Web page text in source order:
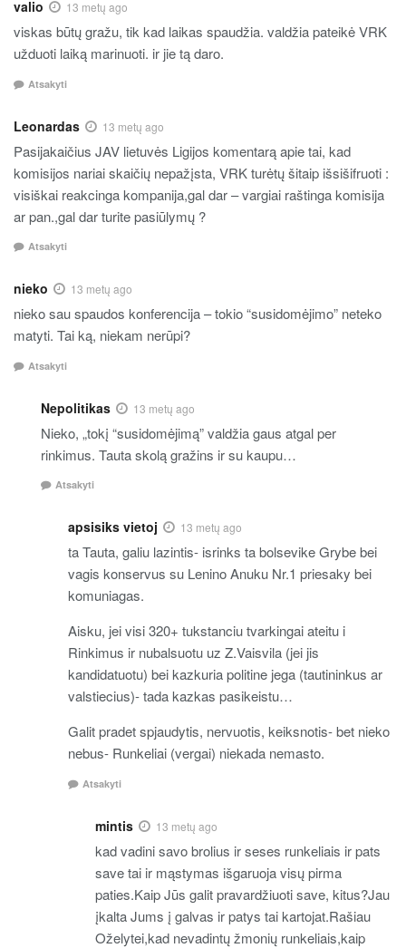
valio 13 metų ago
viskas būtų gražu, tik kad laikas spaudžia. valdžia pateikė VRK
užduoti laiką marinuoti. ir jie tą daro.
Atsakyti
Leonardas 13 metų ago
Pasijakaičius JAV lietuvės Ligijos komentarą apie tai, kad
komisijos nariai skaičių nepažįsta, VRK turėtų šitaip išsišifruoti :
visiškai reakcinga kompanija,gal dar – vargiai raštinga komisija
ar pan.,gal dar turite pasiūlymų ?
Atsakyti
nieko 13 metų ago
nieko sau spaudos konferencija – tokio “susidomėjimo” neteko
matyti. Tai ką, niekam nerūpi?
Atsakyti
Nepolitikas 13 metų ago
Nieko, „tokį “susidomėjimą” valdžia gaus atgal per
rinkimus. Tauta skolą gražins ir su kaupu…
Atsakyti
apsisiks vietoj 13 metų ago
ta Tauta, galiu lazintis- isrinks ta bolsevike Grybe bei
vagis konservus su Lenino Anuku Nr.1 priesaky bei
komuniagas.
Aisku, jei visi 320+ tukstanciu tvarkingai ateitu i
Rinkimus ir nubalsuotu uz Z.Vaisvila (jei jis
kandidatuotu) bei kazkuria politine jega (tautininkus ar
valstiecius)- tada kazkas pasikeistu…
Galit pradet spjaudytis, nervuotis, keiksnotis- bet nieko
nebus- Runkeliai (vergai) niekada nemasto.
Atsakyti
mintis 13 metų ago
kad vadini savo brolius ir seses runkeliais ir pats
save tai ir mąstymas išgaruoja visų pirma
paties.Kaip Jūs galit pravardžiuoti save, kitus?Jau
įkalta Jums į galvas ir patys tai kartojat.Rašiau
Oželytei,kad nevadintų žmonių runkeliais,kaip